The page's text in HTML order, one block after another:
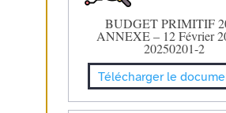
BUDGET PRIMITIF
ANNEXE – 12 Février
20250201-2
Télécharger le